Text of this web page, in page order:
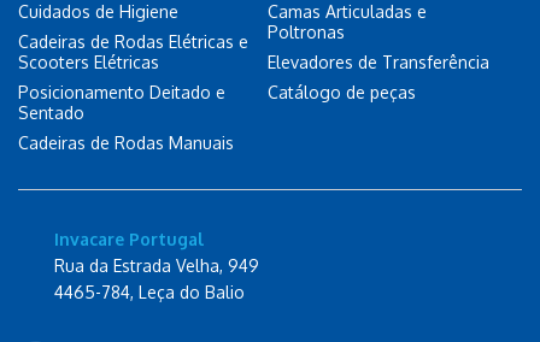
Cuidados de Higiene
Cadeiras de Rodas Elétricas e
Scooters Elétricas
Posicionamento Deitado e
Sentado
Cadeiras de Rodas Manuais
Camas Articuladas e
Poltronas
Elevadores de Transferência
Catálogo de peças
Invacare Portugal
Rua da Estrada Velha, 949
4465-784, Leça do Balio